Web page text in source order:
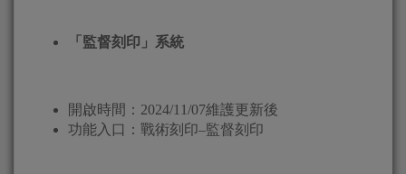
「監督刻印」系統
開啟時間：2024/11/07維護更新後
功能入口：戰術刻印–監督刻印